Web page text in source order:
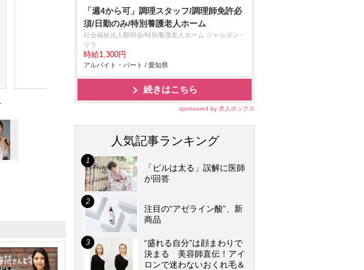
「週4から可」調理スタッフ/調理師免許必
須/日勤のみ/特別養護老人ホーム
社会福祉法人順明会/特別養護老人ホーム ジャルダン・
リラ
時給1,300円
アルバイト・パート / 愛知県
続きはこちら
sponsored by 求人ボックス
人気記事ランキング
「ピルは太る」誤解に医師
が回答
注目の“アゼライン酸”、新
商品
“盛れる自分”は顔まわりで
決まる 美容師直伝！アイ
ロンで迷わないおくれ毛＆